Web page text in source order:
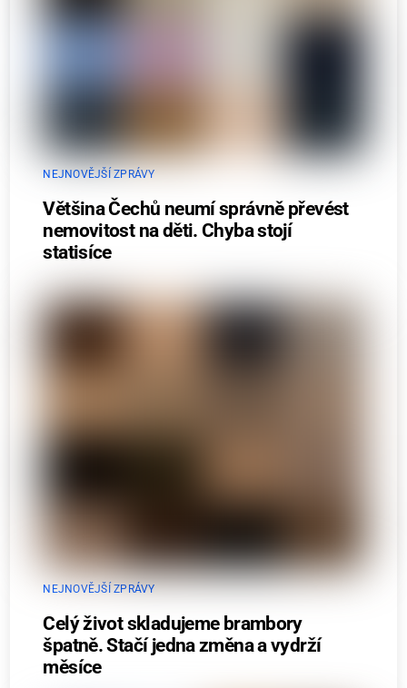
NEJNOVĚJŠÍ ZPRÁVY
Většina Čechů neumí správně převést
nemovitost na děti. Chyba stojí
statisíce
NEJNOVĚJŠÍ ZPRÁVY
Celý život skladujeme brambory
špatně. Stačí jedna změna a vydrží
měsíce